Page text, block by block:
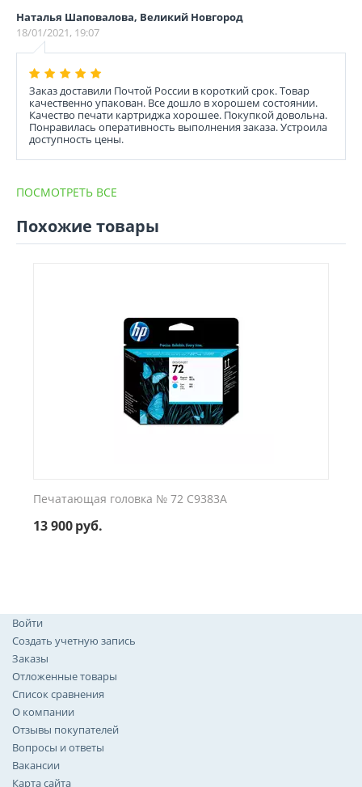
Наталья Шаповалова, Великий Новгород
18/01/2021, 19:07
Заказ доставили Почтой России в короткий срок. Товар
качественно упакован. Все дошло в хорошем состоянии.
Качество печати картриджа хорошее. Покупкой довольна.
Понравилась оперативность выполнения заказа. Устроила
доступность цены.
ПОСМОТРЕТЬ ВСЕ
Похожие товары
Печатающая головка № 72 C9383A
13 900руб.
Войти
Создать учетную запись
Заказы
Отложенные товары
Список сравнения
О компании
Отзывы покупателей
Вопросы и ответы
Вакансии
Карта сайта